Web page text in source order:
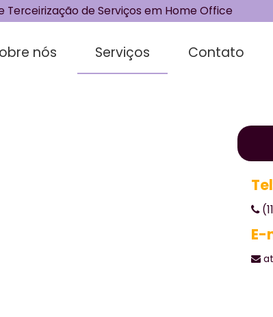
Terceirização de Serviços em Home Office
nós Serviços Contato
E-